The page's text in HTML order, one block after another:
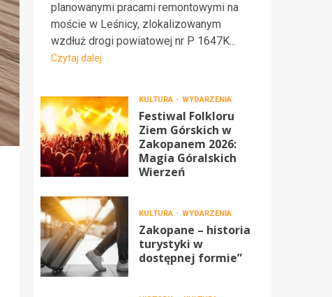
planowanymi pracami remontowymi na
moście w Leśnicy, zlokalizowanym
wzdłuż drogi powiatowej nr P 1647K...
Czytaj dalej
KULTURA WYDARZENIA
Festiwal Folkloru
Ziem Górskich w
Zakopanem 2026:
Magia Góralskich
Wierzeń
KULTURA WYDARZENIA
Zakopane – historia
turystyki w
dostępnej formie”